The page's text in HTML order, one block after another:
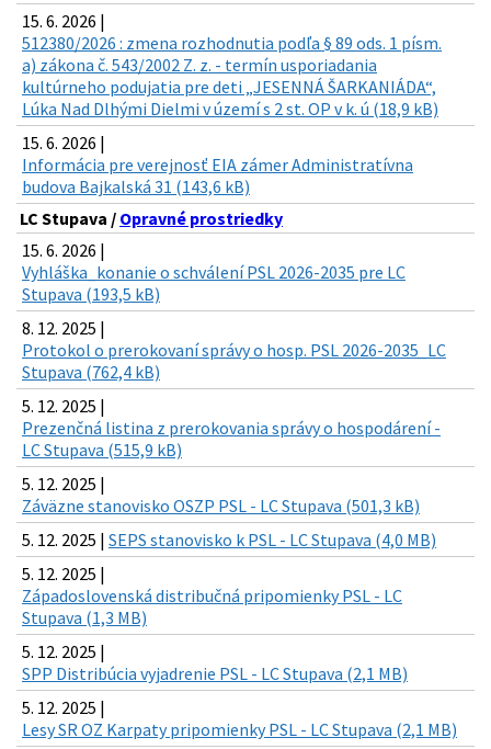
15. 6. 2026 |
512380/2026 : zmena rozhodnutia podľa § 89 ods. 1 písm.
a) zákona č. 543/2002 Z. z. - termín usporiadania
kultúrneho podujatia pre deti „JESENNÁ ŠARKANIÁDA“,
Lúka Nad Dlhými Dielmi v území s 2 st. OP v k. ú (18,9 kB)
15. 6. 2026 |
Informácia pre verejnosť EIA zámer Administratívna
budova Bajkalská 31 (143,6 kB)
LC Stupava / Opravné prostriedky
15. 6. 2026 |
Vyhláška_konanie o schválení PSL 2026-2035 pre LC
Stupava (193,5 kB)
8. 12. 2025 |
Protokol o prerokovaní správy o hosp. PSL 2026-2035_LC
Stupava (762,4 kB)
5. 12. 2025 |
Prezenčná listina z prerokovania správy o hospodárení -
LC Stupava (515,9 kB)
5. 12. 2025 |
Záväzne stanovisko OSZP PSL - LC Stupava (501,3 kB)
5. 12. 2025 | SEPS stanovisko k PSL - LC Stupava (4,0 MB)
5. 12. 2025 |
Západoslovenská distribučná pripomienky PSL - LC
Stupava (1,3 MB)
5. 12. 2025 |
SPP Distribúcia vyjadrenie PSL - LC Stupava (2,1 MB)
5. 12. 2025 |
Lesy SR OZ Karpaty pripomienky PSL - LC Stupava (2,1 MB)